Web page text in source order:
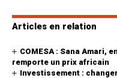
Articles en relation
COMESA : Sana Amari,
remporte un prix africain
Investissement :